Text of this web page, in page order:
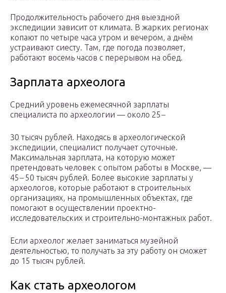
Продолжительность рабочего дня выездной
экспедиции зависит от климата. В жарких регионах
копают по четыре часа утром и вечером, а днём
устраивают сиесту. Там, где погода позволяет,
работают восемь часов с перерывом на обед.
Зарплата археолога
Средний уровень ежемесячной зарплаты
специалиста по археологии — около 25–
30 тысяч рублей. Находясь в археологической
экспедиции, специалист получает суточные.
Максимальная зарплата, на которую может
претендовать человек с опытом работы в Москве, —
45–50 тысяч рублей. Более высокие зарплаты у
археологов, которые работают в строительных
организациях, на промышленных объектах, где
помогают в осуществлении проектно-
исследовательских и строительно-монтажных работ.
Если археолог желает заниматься музейной
деятельностью, то получать за эту работу он сможет
до 15 тысяч рублей.
Как стать археологом